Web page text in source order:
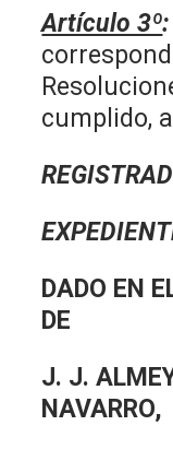
Artículo 3º:
cumplido,
DADO EN
DE
J. J.
NAVARRO,